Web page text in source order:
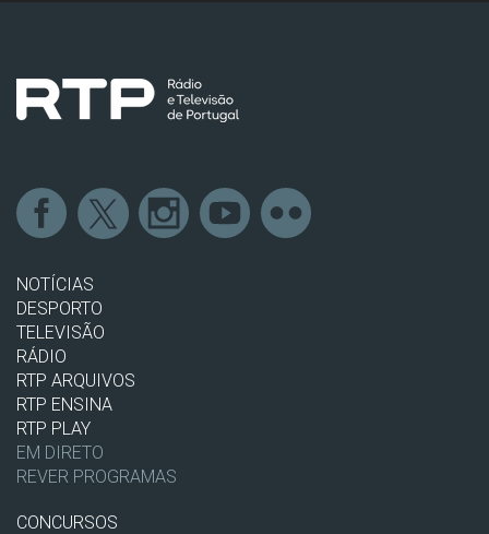
NOTÍCIAS
DESPORTO
TELEVISÃO
RÁDIO
RTP ARQUIVOS
RTP ENSINA
RTP PLAY
EM DIRETO
REVER PROGRAMAS
CONCURSOS